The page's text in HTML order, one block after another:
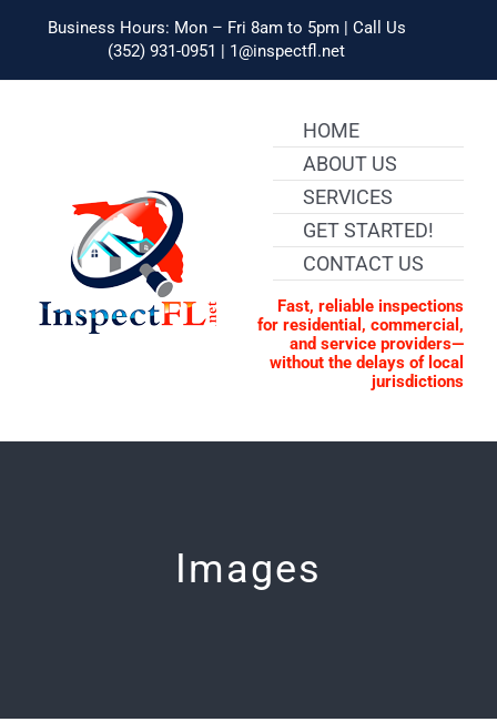
Business Hours: Mon – Fri 8am to 5pm | Call Us
(352) 931-0951 | 1@inspectfl.net
HOME
ABOUT US
SERVICES
GET STARTED!
CONTACT US
Fast, reliable inspections
for residential, commercial,
and service providers—
without the delays of local
jurisdictions
Images